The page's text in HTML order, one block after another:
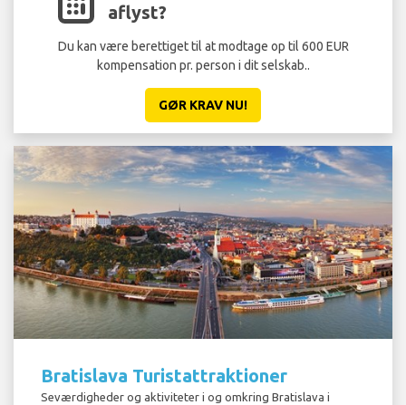
aflyst?
Du kan være berettiget til at modtage op til 600 EUR
kompensation pr. person i dit selskab..
GØR KRAV NU!
Bratislava Turistattraktioner
Seværdigheder og aktiviteter i og omkring Bratislava i